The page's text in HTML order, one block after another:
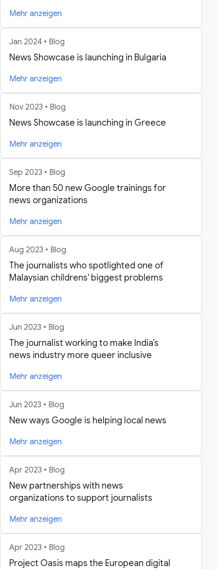
Mehr anzeigen
Jan 2024 • Blog
News Showcase is launching in Bulgaria
Mehr anzeigen
Nov 2023 • Blog
News Showcase is launching in Greece
Mehr anzeigen
Sep 2023 • Blog
More than 50 new Google trainings for
news organizations
Mehr anzeigen
Aug 2023 • Blog
The journalists who spotlighted one of
Malaysian childrens' biggest problems
Mehr anzeigen
Jun 2023 • Blog
The journalist working to make India’s
news industry more queer inclusive
Mehr anzeigen
Jun 2023 • Blog
New ways Google is helping local news
Mehr anzeigen
Apr 2023 • Blog
New partnerships with news
organizations to support journalists
Mehr anzeigen
Apr 2023 • Blog
Project Oasis maps the European digital